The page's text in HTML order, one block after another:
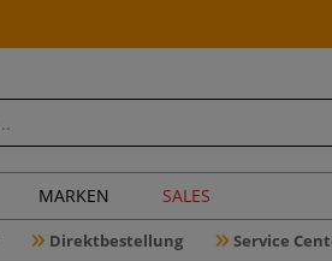
MARKEN SALES
Direktbestellung Service